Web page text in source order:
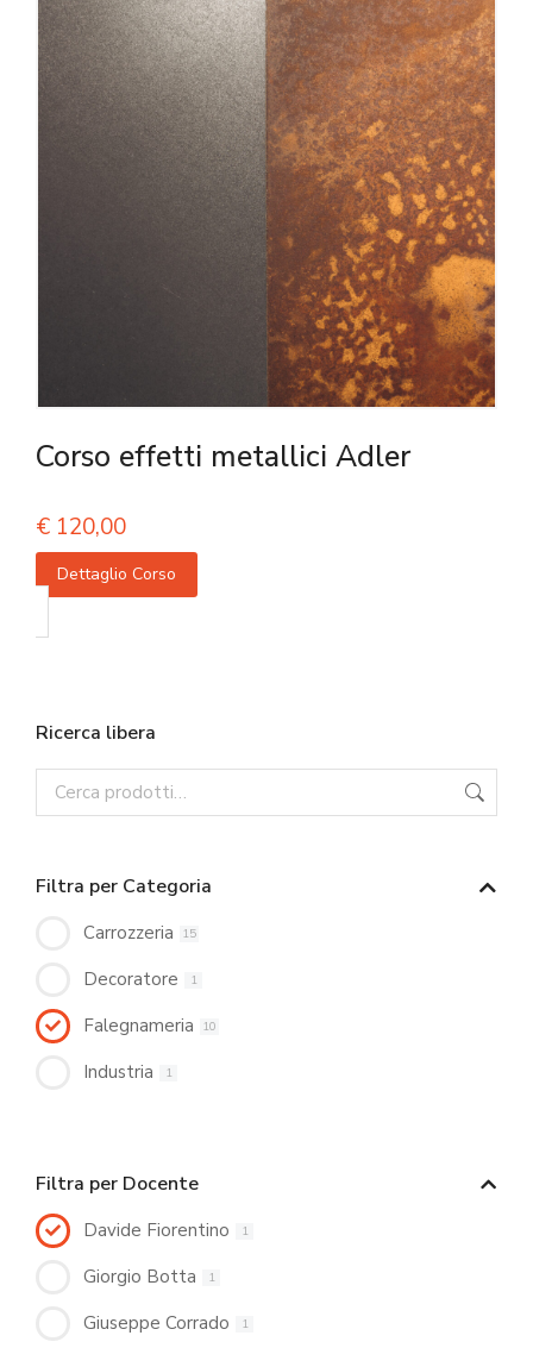
Corso effetti metallici Adler
€ 120,00
Dettaglio Corso
Ricerca libera
Filtra per Categoria
Carrozzeria 15
Decoratore 1
Falegnameria 10
Industria 1
Filtra per Docente
Davide Fiorentino 1
Giorgio Botta 1
Giuseppe Corrado 1